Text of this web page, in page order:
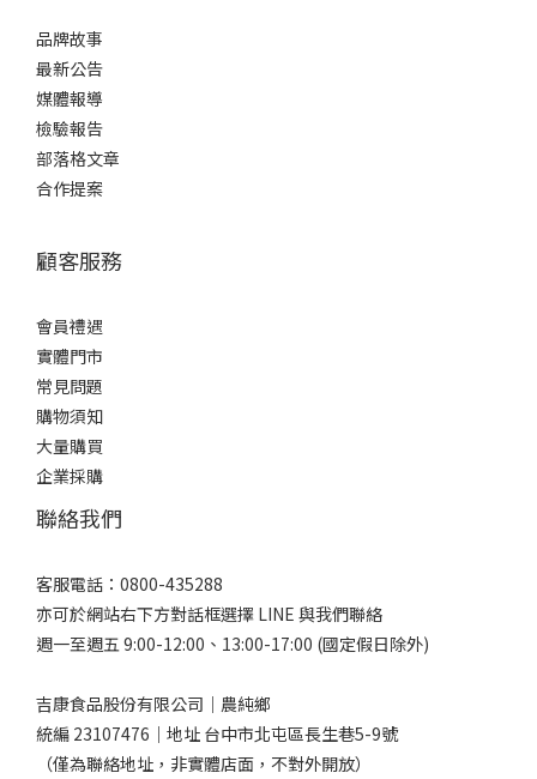
品牌故事
最新公告
媒體報導
檢驗報告
部落格文章
合作提案
顧客服務
會員禮遇
實體門市
常見問題
購物須知
大量購買
企業採購
聯絡我們
客服電話：0800-435288
亦可於網站右下方對話框選擇 LINE 與我們聯絡
週一至週五 9:00-12:00、13:00-17:00 (國定假日除外)
吉康食品股份有限公司｜農純鄉
統編 23107476｜地址 台中市北屯區長生巷5-9號
（僅為聯絡地址，非實體店面，不對外開放）